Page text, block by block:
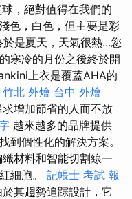
，絕對值得在我們的
色，白色，但主要是彩
於是夏天，天氣很熱...您
寒冷的月份之後終於開
上衣是覆蓋AHA的
竹北 外燴 台中 外燴
增加節省的人而不放
越來越多的品牌提供
到個性化的解決方案。
材料和智能切割線一
細胞。 記帳士 考試 報
其趨勢追踪設計，它